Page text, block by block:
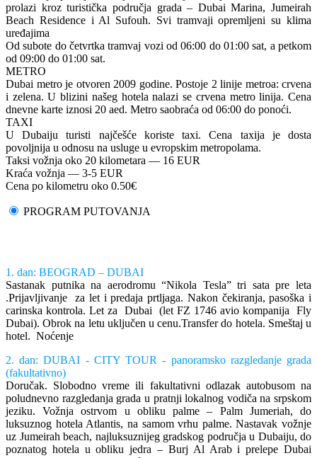
prolazi kroz turistička područja grada – Dubai Marina, Jumeirah
Beach Residence i Al Sufouh. Svi tramvaji opremljeni su klima
uređajima
Od subote do četvrtka tramvaj vozi od 06:00 do 01:00 sat, a petkom
od 09:00 do 01:00 sat.
METRO
Dubai metro je otvoren 2009 godine. Postoje 2 linije metroa: crvena
i zelena. U blizini našeg hotela nalazi se crvena metro linija. Cena
dnevne karte iznosi 20 aed. Metro saobraća od 06:00 do ponoći.
TAXI
U Dubaiju turisti najčešće koriste taxi. Cena taxija je dosta
povoljnija u odnosu na usluge u evropskim metropolama.
Taksi vožnja oko 20 kilometara — 16 EUR
Kraća vožnja — 3-5 EUR
Cena po kilometru oko 0.50€
PROGRAM PUTOVANJA
1. dan: BEOGRAD – DUBAI
Sastanak putnika na aerodromu “Nikola Tesla” tri sata pre leta
.Prijavljivanje za let i predaja prtljaga. Nakon čekiranja, pasoška i
carinska kontrola. Let za Dubai (let FZ 1746 avio kompanija Fly
Dubai). Obrok na letu uključen u cenu.Transfer do hotela. Smeštaj u
hotel. Noćenje
2. dan: DUBAI - CITY TOUR - panoramsko razgledanje grada
(fakultativno)
Doručak. Slobodno vreme ili fakultativni odlazak autobusom na
poludnevno razgledanja grada u pratnji lokalnog vodiča na srpskom
jeziku. Vožnja ostrvom u obliku palme – Palm Jumeriah, do
luksuznog hotela Atlantis, na samom vrhu palme. Nastavak vožnje
uz Jumeirah beach, najluksuznijeg gradskog područja u Dubaiju, do
poznatog hotela u obliku jedra – Burj Al Arab i prelepe Dubai